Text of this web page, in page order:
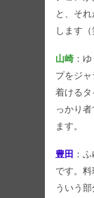
と、そ
します（
山崎：ゆ
プをジ
着けるタ
っかり
ます。
豊田 ：
です。
ういう